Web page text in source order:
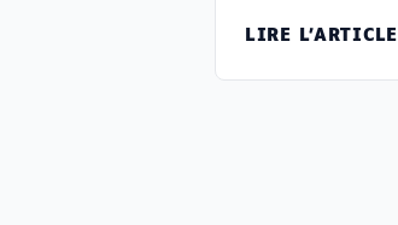
LIRE L'ARTICLE